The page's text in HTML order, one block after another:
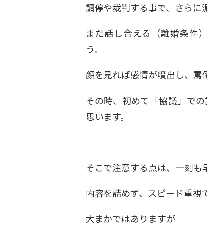
調停や裁判する事で、さらに
まだ話し合える（離婚条件
う。
顔を見れば感情が噴出し、罵
その時、初めて「協議」で
思います。
そこで注意する点は、一刻も
内容を詰めず、スピード重視
大まかではありますが